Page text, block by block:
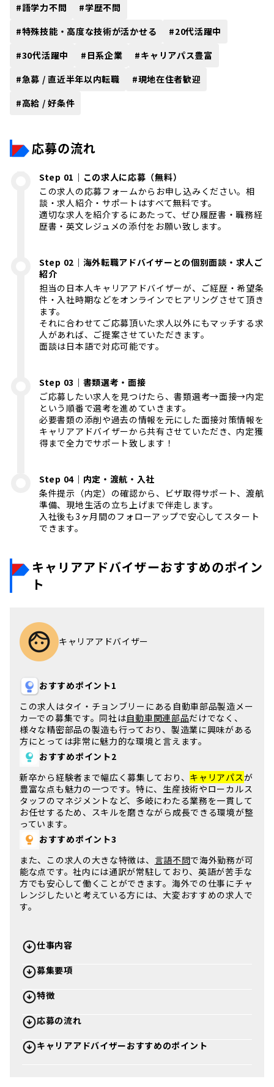
#語学力不問 #学歴不問
#特殊技能・高度な技術が活かせる #20代活躍中
#30代活躍中 # 日系企業 #キャリアパス豊富
#急募 / 直近半年以内転職 #現地在住者歓迎
#高給 / 好条件
応募の流れ
Step 01｜この求人に応募（無料）
この求人の応募フォームからお申し込みください。相
談・求人紹介・サポートはすべて無料です。
適切な求人を紹介するにあたって、ぜひ履歴書・職務経
歴書・英文レジュメの添付をお願い致します。
Step 02｜海外転職アドバイザーとの個別面談・求人ご
紹介
担当の日本人キャリアアドバイザーが、ご経歴・希望条
件・入社時期などをオンラインでヒアリングさせて頂き
ます。
それに合わせてご応募頂いた求人以外にもマッチする求
人があれば、ご提案させていただきます。
面談は日本語で対応可能です。
Step 03｜書類選考・面接
ご応募したい求人を見つけたら、書類選考→面接→内定
という順番で選考を進めていきます。
必要書類の添削や過去の情報を元にした面接対策情報を
キャリアアドバイザーから共有させていただき、内定獲
得まで全力でサポート致します！
Step 04｜内定・渡航・入社
条件提示（内定）の確認から、ビザ取得サポート、渡航
準備、現地生活の立ち上げまで伴走します。
入社後も3ヶ月間のフォローアップで安心してスタート
できます。
キャリアアドバイザーおすすめのポイン
ト
キャリアアドバイザー
おすすめポイント1
この求人はタイ・チョンブリー にある自動車部品製造メー
カーでの募集です。同社は自動車関連部品だけでなく、
様々な精密部品の製造も行っており、 製造業に興味がある
方にとっては非常に魅力的な環境と言えます。
おすすめポイント2
新卒から経験者まで幅広く募集しており、 キャリアパスが
豊富な点も魅力の一つです。特に、 生産技術やローカルス
タッフのマネジメントなど、多岐にわたる業務を一貫して
お任せするため、スキルを磨きながら成長できる環境が整
っています。
おすすめポイント3
また、この求人の大きな特徴は、 言語不問で海外勤務が可
能な点です。社内には通訳が常駐しており、英語が苦手な
方でも安心して働くことができます。海外での仕事にチャ
レンジしたいと考えている方には、大変おすすめの求人で
す。
仕事内容
募集要項
特徴
応募の流れ
キャリアアドバイザーおすすめのポイント